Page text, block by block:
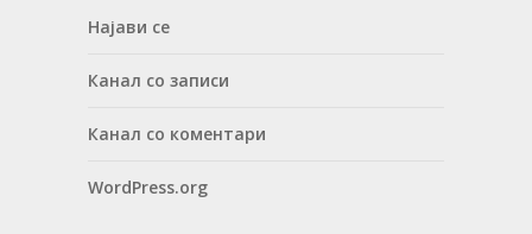
Најави се
Канал со записи
Канал со коментари
WordPress.org